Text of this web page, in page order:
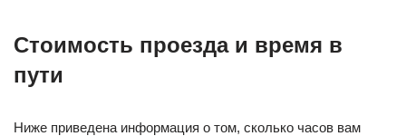
Стоимость проезда и время в
пути
Ниже приведена информация о том, сколько часов вам